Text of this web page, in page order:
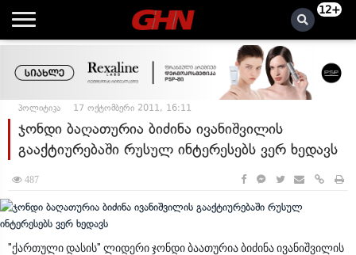
12+
პოლიტიკა 17 ოქტომბერი 2011, 16:11
ჯონდი ბაღათურია ბიძინა ივანიშვილის
გააქტიურებაში რუსულ ინტერესებს ვერ ხედავს
487
"ქართული დასის" ლიდერი ჯონდი ბაათურია ბიძინა ივანიშვილის